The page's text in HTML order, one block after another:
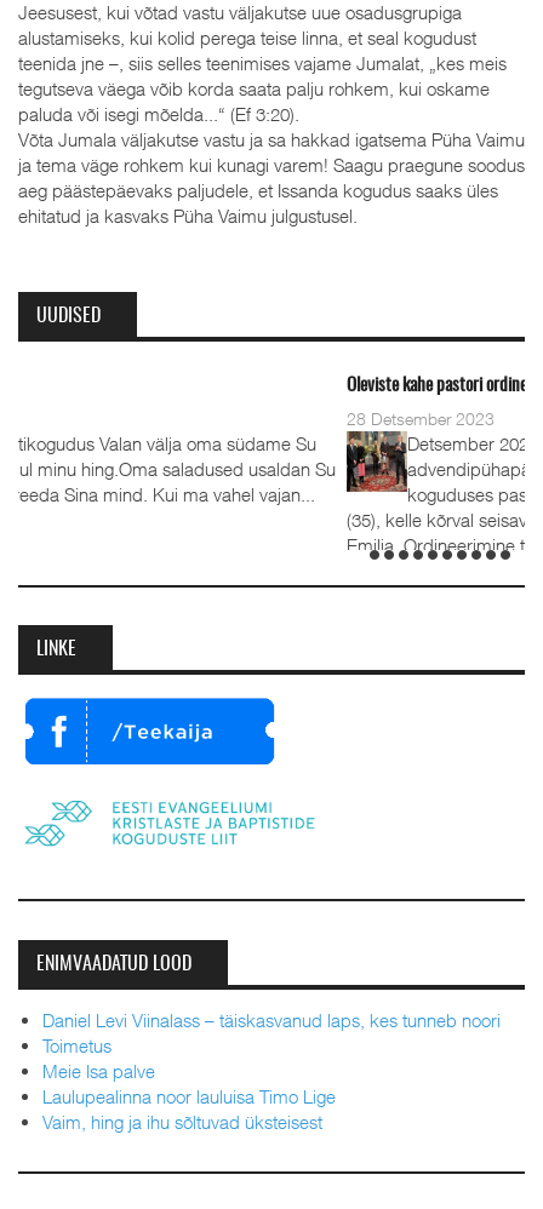
Jeesusest, kui võtad vastu väljakutse uue osadusgrupiga
alustamiseks, kui kolid perega teise linna, et seal kogudust
teenida jne –, siis selles teenimises vajame Jumalat, „kes meis
tegutseva väega võib korda saata palju rohkem, kui oskame
paluda või isegi mõelda...“ (Ef 3:20).
Võta Jumala väljakutse vastu ja sa hakkad igatsema Püha Vaimu
ja tema väge rohkem kui kunagi varem! Saagu praegune soodus
aeg päästepäevaks paljudele, et Issanda kogudus saaks üles
ehitatud ja kasvaks Püha Vaimu julgustusel.
UUDISED
Su
Su
Detsember 2023 Kaks aastat tagasi, 1.
advendipühapäeval seati Oleviste
koguduses pastoriteks Teet Uuemõis (56) ja Rait
(35), kelle kõrval seisavad ustavad abikaasad Külli ja
Emilia. Ordineerimine toimus samuti 1. advendil, 3.
LINKE
ENIMVAADATUD LOOD
Daniel Levi Viinalass – täiskasvanud laps, kes tunneb noori
Toimetus
Meie Isa palve
Laulupealinna noor lauluisa Timo Lige
Vaim, hing ja ihu sõltuvad üksteisest